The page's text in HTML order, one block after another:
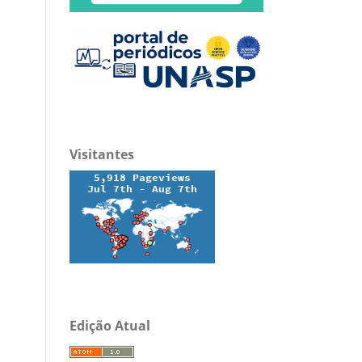
Visitantes
Edição Atual